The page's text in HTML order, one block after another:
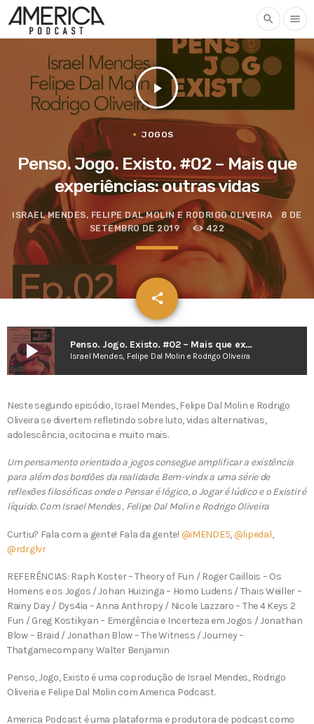
search menu
play_arrow
JOGOS
Penso. Jogo. Existo. #02 – Mais que
experiências: outras vidas
ISRAEL MENDES, FELIPE DAL MOLIN E RODRIGO OLIVEIRA
8 DE
SETEMBRO DE 2019
422
share
email
play_arrow Penso. Jogo. Existo. #02 – Mais que experiências: outras vidas
Israel Mendes, Felipe Dal Molin e Rodrigo Oliveira
Neste segundo episódio, Israel Mendes, Felipe Dal Molin e Rodrigo
Oliveira se divertem refletindo sobre luto, vidas alternativas,
adolescência, ocitocina e muito mais.
Um pensamento orientado a jogos consegue amplificar a existência
para além dos bordões da realidade. Bem-vindx a uma série de
reflexões filosóficas onde o Pensar é lógico, o Jogar é lúdico e o Existir é
líquido. Com Israel Mendes , Felipe Dal Molin e Rodrigo Oliveira
Curtiu? Fala com a gente! Fala da gente! @iMENDE5, @lipedal,
@rdrglvr
REFERÊNCIAS: Raph Koster – Theory of Fun / Roger Caillois – Os
Homens e os Jogos / Johan Huizinga – Homo Ludens / Thais Weiller –
Rainy Day / Dys4ia – Anna Anthropy / Nicole Lazzaro – The 4 Keys 2
Fun / Greg Kostikyan – Emergência e Incerteza em Jogos / Jonathan
Blow – Braid / Jonathan Blow – The Witness / Journey –
Thatgamecompany Walter Benjamin
Penso, Jogo, Existo é uma coprodução de Israel Mendes, Rodrigo
Oliveria e Felipe Dal Molin com America Podcast.
America Podcast é uma plataforma e produtora de podcast como